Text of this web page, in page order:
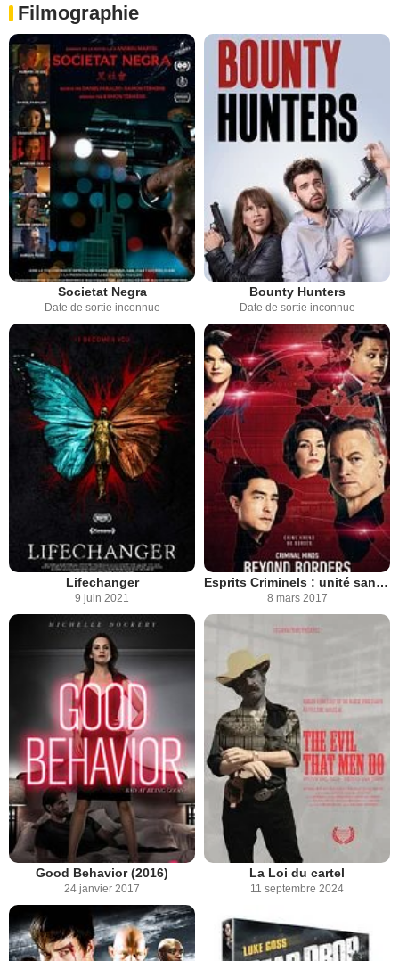
Filmographie
Societat Negra
Date de sortie inconnue
Bounty Hunters
Date de sortie inconnue
Lifechanger
9 juin 2021
Esprits Criminels : unité sans frontières
8 mars 2017
Good Behavior (2016)
24 janvier 2017
La Loi du cartel
11 septembre 2024